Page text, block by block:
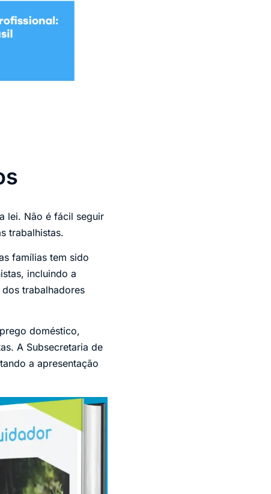
lei. Não é fácil seguir
trabalhistas.
famílias tem sido
incluindo a
trabalhadores
doméstico,
A Subsecretaria de
a apresentação